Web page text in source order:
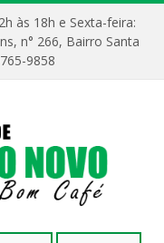
às 18h e Sexta-feira:
n° 266, Bairro Santa
9858